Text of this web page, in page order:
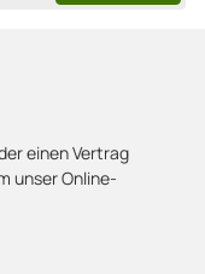
einen Vertrag
unser Online-